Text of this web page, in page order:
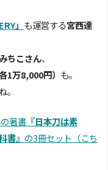
」 も運営する宮西達
ちこさん、
1万8,000円） も。
の著書 『日本刀は素
書』 の3冊セット（こち